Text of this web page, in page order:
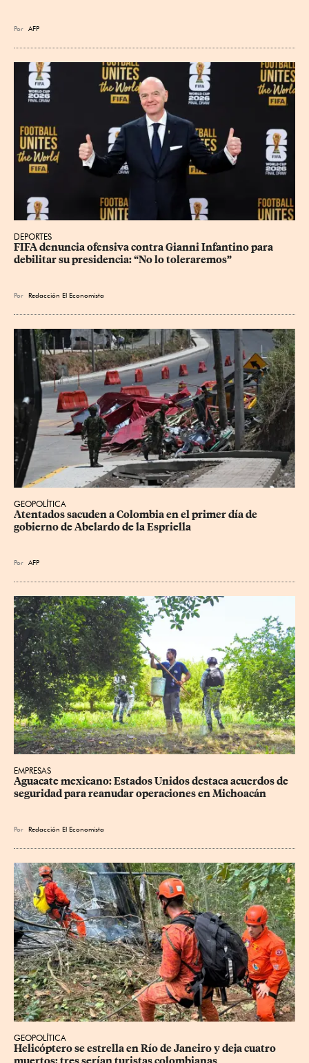
Por AFP
DEPORTES
FIFA denuncia ofensiva contra Gianni Infantino para
debilitar su presidencia: “No lo toleraremos”
Por Redacción El Economista
GEOPOLÍTICA
Atentados sacuden a Colombia en el primer día de
gobierno de Abelardo de la Espriella
Por AFP
EMPRESAS
Aguacate mexicano: Estados Unidos destaca acuerdos de
seguridad para reanudar operaciones en Michoacán
Por Redacción El Economista
GEOPOLÍTICA
Helicóptero se estrella en Río de Janeiro y deja cuatro